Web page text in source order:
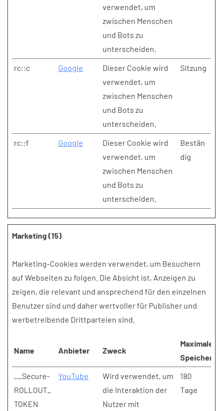
verwendet, um
zwischen Menschen
und Bots zu
unterscheiden.
rc::c Google
Dieser Cookie wird
verwendet, um
zwischen Menschen
und Bots zu
unterscheiden.
Sitzung
rc::f Google
Dieser Cookie wird
verwendet, um
zwischen Menschen
und Bots zu
unterscheiden.
Bestän
dig
Marketing (15)
Marketing-Cookies werden verwendet, um Besuchern
auf Webseiten zu folgen. Die Absicht ist, Anzeigen zu
zeigen, die relevant und ansprechend für den einzelnen
Benutzer sind und daher wertvoller für Publisher und
werbetreibende Drittparteien sind.
Name Anbieter Zweck
Maximale
__Secure-
ROLLOUT_
TOKEN
YouTube
Wird verwendet, um
die Interaktion der
Nutzer mit
180
Tage